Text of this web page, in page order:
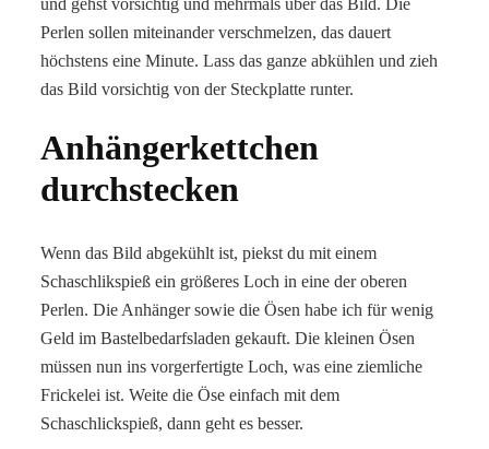
und gehst vorsichtig und mehrmals über das Bild. Die
Perlen sollen miteinander verschmelzen, das dauert
höchstens eine Minute. Lass das ganze abkühlen und zieh
das Bild vorsichtig von der Steckplatte runter.
Anhängerkettchen
durchstecken
Wenn das Bild abgekühlt ist, piekst du mit einem
Schaschlikspieß ein größeres Loch in eine der oberen
Perlen. Die Anhänger sowie die Ösen habe ich für wenig
Geld im Bastelbedarfsladen gekauft. Die kleinen Ösen
müssen nun ins vorgerfertigte Loch, was eine ziemliche
Frickelei ist. Weite die Öse einfach mit dem
Schaschlickspieß, dann geht es besser.